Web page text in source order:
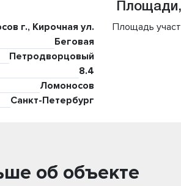
г., Кирочная ул.
Беговая
Петродворцовый
8.4
Ломоносов
Санкт-Петербург
Площадь
об объекте